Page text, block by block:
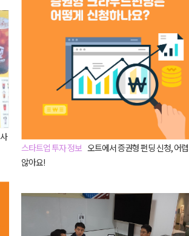
스타트업 투자 정보 오트에서 증권형 펀딩 신청, 어
않아요!